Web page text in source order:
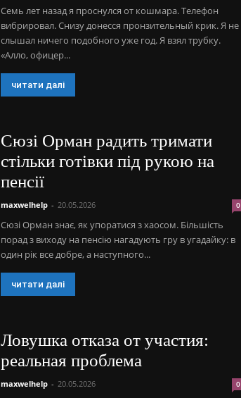
Семь лет назад я проснулся от кошмара. Телефон
вибрировал. Снизу донесся пронзительный крик. Я не
слышал ничего подобного уже год. Я взял трубку.
«Алло, офицер...
читати далі
Сюзі Орман радить тримати
стільки готівки під рукою на
пенсії
maxwelhelp - 20.05.2026 0
Сюзі Орман знає, як упоратися з хаосом. Більшість
порад з виходу на пенсію нагадують гру в угадайку: в
один рік все добре, а наступного...
читати далі
Ловушка отказа от участия:
реальная проблема
maxwelhelp - 20.05.2026 0